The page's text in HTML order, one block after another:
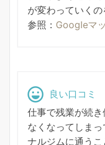
が変わっていくの
参照： Googleマ
良い口コミ
仕事で残業が続
なくなってしま
ナルジムに通うこ